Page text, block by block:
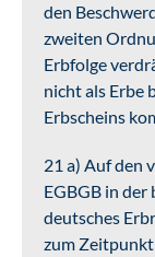
den
zweiten
Erbfolge
nicht als Erbe
Erbscheins
21 a) Auf den
EGBGB in der
deutsches
zum Zeitpunkt